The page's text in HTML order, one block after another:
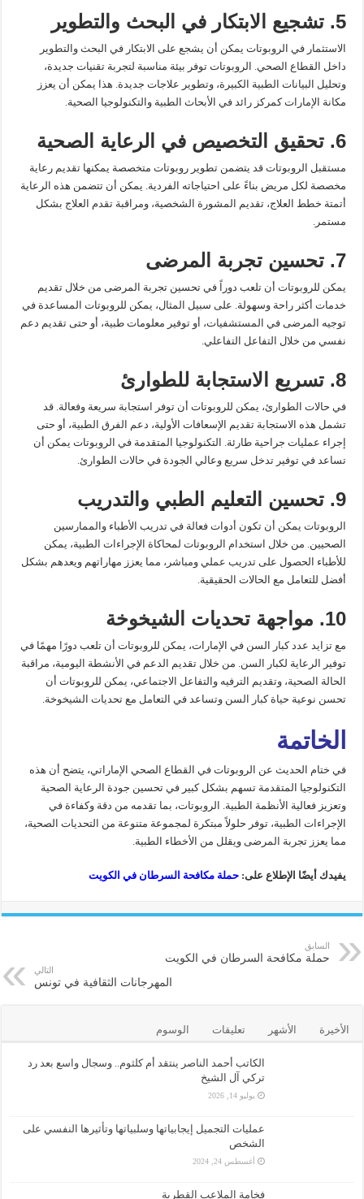
5. تشجيع الابتكار في البحث والتطوير
الاستثمار في الروبوتات يمكن أن يشجع على الابتكار في البحث والتطوير
داخل القطاع الصحي. الروبوتات توفر بيئة مناسبة لتجربة تقنيات جديدة،
وتحليل البيانات الطبية الكبيرة، وتطوير علاجات جديدة. هذا يمكن أن يعزز
مكانة الإمارات كمركز رائد في الأبحاث الطبية والتكنولوجيا الصحية.
6. تحقيق التخصيص في الرعاية الصحية
مستقبل الروبوتات قد يتضمن تطوير روبوتات متخصصة يمكنها تقديم رعاية
مخصصة لكل مريض بناءً على احتياجاته الفردية. يمكن أن تتضمن هذه الرعاية
أتمتة خطط العلاج، تقديم المشورة الشخصية، ومراقبة تقدم العلاج بشكل
مستمر.
7. تحسين تجربة المرضى
يمكن للروبوتات أن تلعب دوراً في تحسين تجربة المرضى من خلال تقديم
خدمات أكثر راحة وسهولة. على سبيل المثال، يمكن للروبوتات المساعدة في
توجيه المرضى في المستشفيات، أو توفير معلومات طبية، أو حتى تقديم دعم
نفسي من خلال التفاعل التفاعلي.
8. تسريع الاستجابة للطوارئ
في حالات الطوارئ، يمكن للروبوتات أن توفر استجابة سريعة وفعالة. قد
تشمل هذه الاستجابة تقديم الإسعافات الأولية، دعم الفرق الطبية، أو حتى
إجراء عمليات جراحية طارئة. التكنولوجيا المتقدمة في الروبوتات يمكن أن
تساعد في توفير تدخل سريع وعالي الجودة في حالات الطوارئ.
9. تحسين التعليم الطبي والتدريب
الروبوتات يمكن أن تكون أدوات فعالة في تدريب الأطباء والممارسين
الصحيين. من خلال استخدام الروبوتات لمحاكاة الإجراءات الطبية، يمكن
للأطباء الحصول على تدريب عملي ومباشر، مما يعزز مهاراتهم ويعدهم بشكل
أفضل للتعامل مع الحالات الحقيقية.
10. مواجهة تحديات الشيخوخة
مع تزايد عدد كبار السن في الإمارات، يمكن للروبوتات أن تلعب دورًا مهمًا في
توفير الرعاية لكبار السن. من خلال تقديم الدعم في الأنشطة اليومية، مراقبة
الحالة الصحية، وتقديم الترفيه والتفاعل الاجتماعي، يمكن للروبوتات أن
تحسن نوعية حياة كبار السن وتساعد في التعامل مع تحديات الشيخوخة.
الخاتمة
في ختام الحديث عن الروبوتات في القطاع الصحي الإماراتي، يتضح أن هذه
التكنولوجيا المتقدمة تسهم بشكل كبير في تحسين جودة الرعاية الصحية
وتعزيز فعالية الأنظمة الطبية. الروبوتات، بما تقدمه من دقة وكفاءة في
الإجراءات الطبية، توفر حلولاً مبتكرة لمجموعة متنوعة من التحديات الصحية،
مما يعزز تجربة المرضى ويقلل من الأخطاء الطبية.
يفيدك أيضًا الإطلاع على:حملة مكافحة السرطان في الكويت
السابق
حملة مكافحة السرطان في الكويت
التالي
المهرجانات الثقافية في تونس
الأخيرة الأشهر تعليقات الوسوم
الكاتب أحمد الناصر ينتقد أم كلثوم.. وسجال واسع بعد رد
تركي آل الشيخ
يوليو 14, 2026
عمليات التجميل إيجابياتها وسلبياتها وتأثيرها النفسي على
الشخص
أغسطس 24, 2024
فخامة الملاعب القطرية